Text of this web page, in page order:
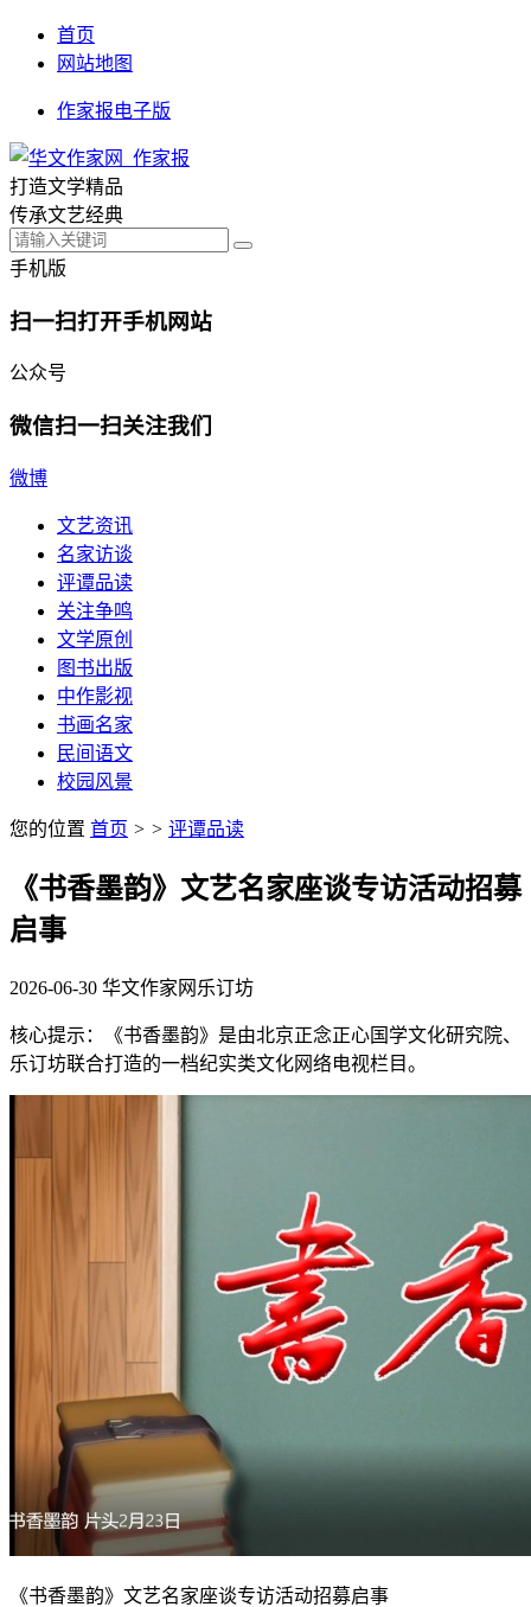
首页
网站地图
作家报电子版
打造文学精品
传承文艺经典
手机版
扫一扫打开手机网站
公众号
微信扫一扫关注我们
微博
文艺资讯
名家访谈
评谭品读
关注争鸣
文学原创
图书出版
中作影视
书画名家
民间语文
校园风景
您的位置 首页 > > 评谭品读
《书香墨韵》文艺名家座谈专访活动招募
启事
2026-06-30 华文作家网 乐订坊
核心提示：《书香墨韵》是由北京正念正心国学文化研究院、
乐订坊联合打造的一档纪实类文化网络电视栏目。
《书香墨韵》文艺名家座谈专访活动招募启事